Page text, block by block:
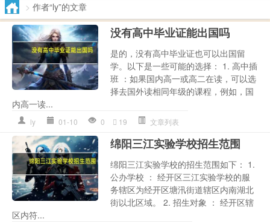
> 作者“ly”的文章
没有高中毕业证能出国吗
是的，没有高中毕业证也可以出国留
学。以下是一些可能的选择： 1. 高中插
班 ：如果国内高一或高二在读，可以选
择去国外读相同年级的课程，例如，国
内高一读...
ly 01-10 0 19 文章列表
绵阳三江实验学校招生范围
绵阳三江实验学校的招生范围如下： 1.
公办学校 ： 经开区三江实验学校的服
务辖区为经开区塘汛街道辖区内南湖北
街以北区域。 2. 招生对象 ： 经开区辖
区内符...